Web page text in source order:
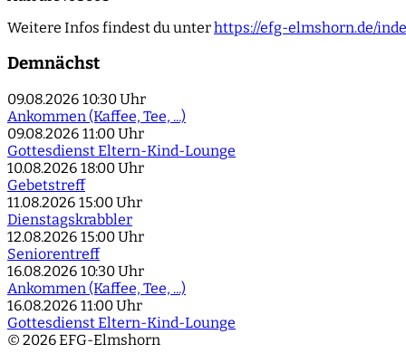
Weitere Infos findest du unterhttps://efg-elmshorn.de/
Demnächst
09.08.2026 10:30 Uhr
Ankommen (Kaffee, Tee, ...)
09.08.2026 11:00 Uhr
Gottesdienst Eltern-Kind-Lounge
10.08.2026 18:00 Uhr
Gebetstreff
11.08.2026 15:00 Uhr
Dienstagskrabbler
12.08.2026 15:00 Uhr
Seniorentreff
16.08.2026 10:30 Uhr
Ankommen (Kaffee, Tee, ...)
16.08.2026 11:00 Uhr
Gottesdienst Eltern-Kind-Lounge
© 2026 EFG-Elmshorn